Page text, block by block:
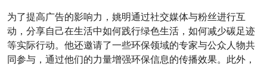
为了提高广告的影响力，姚明通过社交媒体与粉丝进行互
动，分享自己在生活中如何践行绿色生活，如何减少碳足迹
等实际行动。他还邀请了一些环保领域的专家与公众人物共
同参与，通过他们的力量增强环保信息的传播效果。此外，